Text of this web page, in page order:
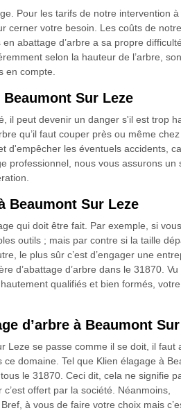
Pour les tarifs de notre intervention à
cerner votre besoin. Les coûts de notre
abattage d’arbre a sa propre
selon la hauteur de l’arbre,
en compte.
Sur Leze
il peut devenir un danger s'il est trop
qu’il faut couper près ou même
d'empêcher les éventuels accidents,
professionnel, nous vous assurons un
Beaumont Sur Leze
qui doit être fait. Par exemple, si
outils ; mais par contre si la taille
le plus sûr c’est d’engager une
d’abattage d’arbre dans le 31870. Vu
qualifiés et bien formés, votre
d’arbre à Beaumont
Leze se passe comme il se doit, il faut
domaine. Tel que Klien élagage à
le 31870. Ceci dit, cela ne signifie
offert par la société. Néanmoins,
à vous de faire votre choix mais